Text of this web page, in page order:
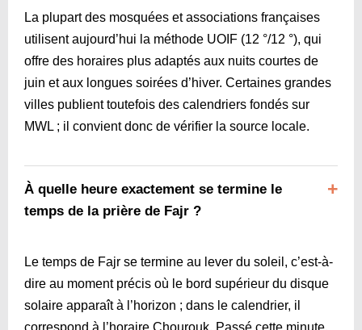
La plupart des mosquées et associations françaises
utilisent aujourd’hui la méthode UOIF (12 °/12 °), qui
offre des horaires plus adaptés aux nuits courtes de
juin et aux longues soirées d’hiver. Certaines grandes
villes publient toutefois des calendriers fondés sur
MWL ; il convient donc de vérifier la source locale.
À quelle heure exactement se termine le
temps de la prière de Fajr ?
Le temps de Fajr se termine au lever du soleil, c’est-à-
dire au moment précis où le bord supérieur du disque
solaire apparaît à l’horizon ; dans le calendrier, il
correspond à l’horaire Chourouk. Passé cette minute,